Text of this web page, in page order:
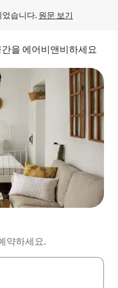
었습니다. 원문 보기
을 에어비앤비하세요
약하세요.
사용하거나 터치 또는 스와이